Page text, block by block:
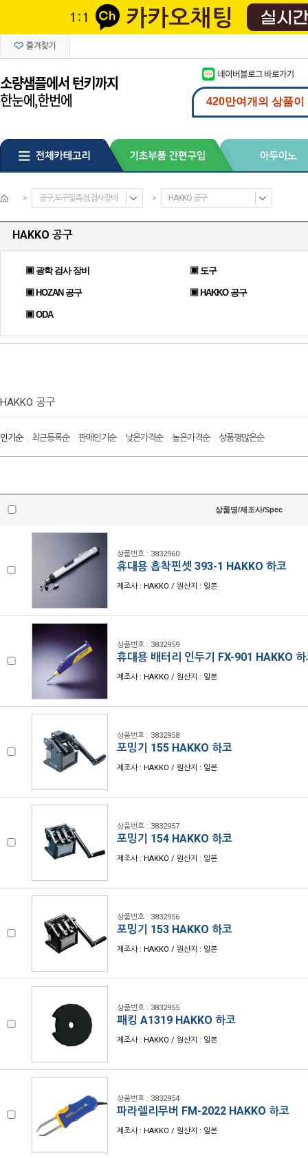
> 공구,도구및측정,검사장비 > HAKKO 공구
HAKKO 공구
▣ 광학 검사 장비 ▣ 도구
▣ HOZAN 공구 ▣ HAKKO 공구
▣ ODA
HAKKO 공구
인기순| 최근등록순| 판매인기순| 낮은가격순| 높은가격순| 상품평많은순
상품명/제조사/Spec
상품번호 : 3832960
휴대용 흡착핀셋 393-1 HAKKO 하코
제조사 : HAKKO / 원산지 : 일본
상품번호 : 3832959
휴대용 배터리 인두기 FX-901 HAKKO
제조사 : HAKKO / 원산지 : 일본
상품번호 : 3832958
포밍기 155 HAKKO 하코
제조사 : HAKKO / 원산지 : 일본
상품번호 : 3832957
포밍기 154 HAKKO 하코
제조사 : HAKKO / 원산지 : 일본
상품번호 : 3832956
포밍기 153 HAKKO 하코
제조사 : HAKKO / 원산지 : 일본
상품번호 : 3832955
패킹 A1319 HAKKO 하코
제조사 : HAKKO / 원산지 : 일본
상품번호 : 3832954
파라렐리무버 FM-2022 HAKKO 하코
제조사 : HAKKO / 원산지 : 일본